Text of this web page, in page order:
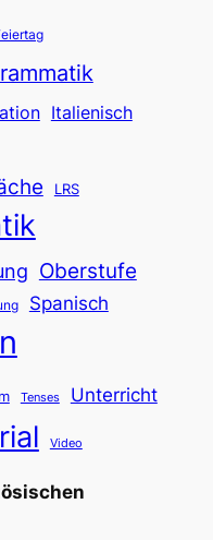
Italienisch
LRS
Oberstufe
Spanisch
Tenses Unterricht
Video